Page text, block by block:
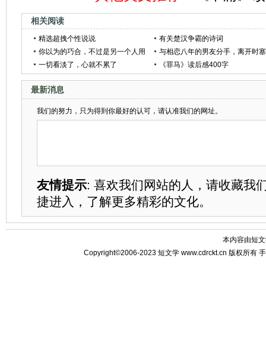
相关阅读
精选超拽个性说说
有关楚汉争霸的诗词
你以为的巧合，不过是另一个人用
心的结果
与相恋八年的男友分手，离开时塞
给我一破纸条，让我泣不成声
一切看淡了，心就不累了 《罪马》读后感400字
最新消息
我们的努力，只为得到你最好的认可，请认准我们的网址。
友情提示: 喜欢我们网站的人，请收藏我
捷进入，了解更多精彩的文化。
本内容由短
Copyright©2006-2023 短文学 www.cdrckt.cn 版权所有